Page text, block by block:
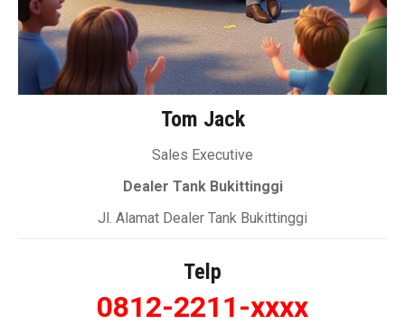
Tom Jack
Sales Executive
Dealer Tank Bukittinggi
Jl. Alamat Dealer Tank Bukittinggi
Telp
0812-2211-xxxx